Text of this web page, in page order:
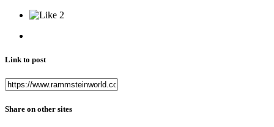
2
Link to post
Share on other sites